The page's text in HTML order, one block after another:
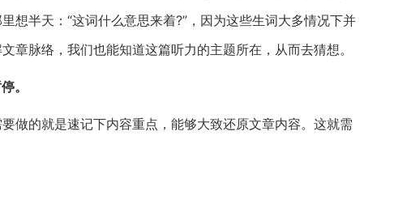
想半天：“这词什么意思来着?”，因为这些生词大多情况下并
章脉络，我们也能知道这篇听力的主题所在，从而去猜想。
。
做的就是速记下内容重点，能够大致还原文章内容。这就需